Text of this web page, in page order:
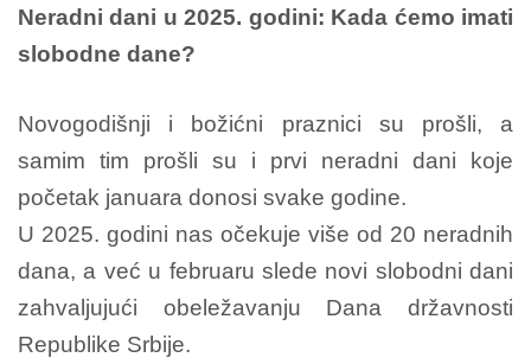
Neradni dani u 2025. godini: Kada ćemo imati
slobodne dane?
Novogodišnji i božićni praznici su prošli, a
samim tim prošli su i prvi neradni dani koje
početak januara donosi svake godine.
U 2025. godini nas očekuje više od 20 neradnih
dana, a već u februaru slede novi slobodni dani
zahvaljujući obeležavanju Dana državnosti
Republike Srbije.